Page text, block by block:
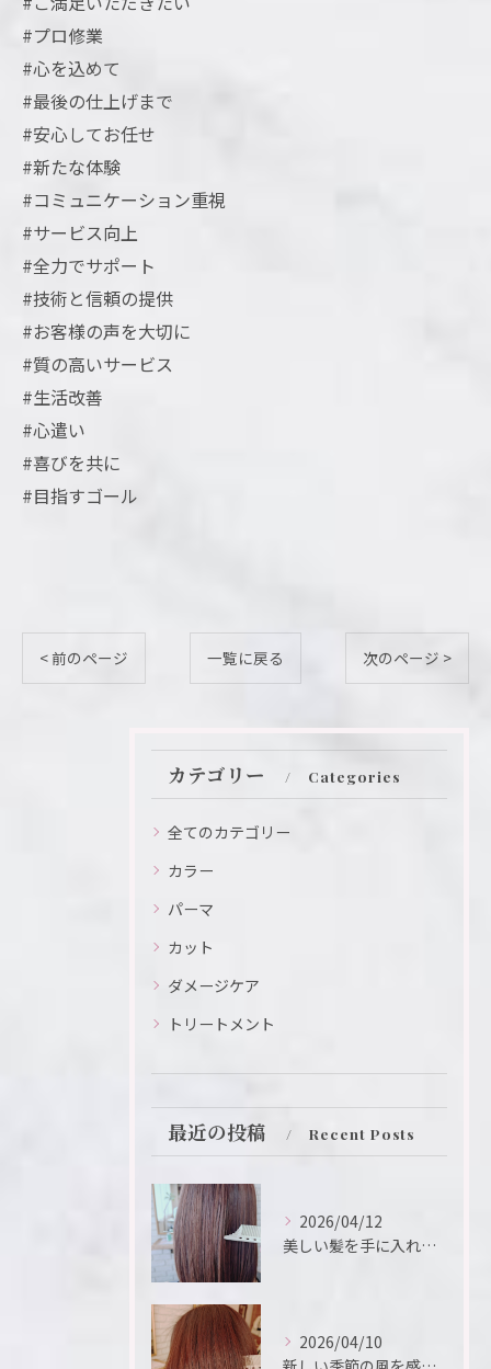
#プロ修業
#心を込めて
#最後の仕上げまで
#安心してお任せ
#新たな体験
#コミュニケーション重視
#サービス向上
#全力でサポート
#技術と信頼の提供
#お客様の声を大切に
#質の高いサービス
#生活改善
#心遣い
#喜びを共に
#目指すゴール
< 前のページ 一覧に戻る 次のページ >
カテゴリー Categories
全てのカテゴリー
カラー
パーマ
カット
ダメージケア
トリートメント
最近の投稿 Recent Posts
2026/04/12
美しい髪を手に入れるための鍵は、ヘアサロンの選択にあります。
2026/04/10